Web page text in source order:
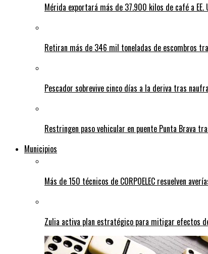
Mérida exportará más de 37.900 kilos de café a EE.
Retiran más de 346 mil toneladas de escombros
Pescador sobrevive cinco días a la deriva tras
Restringen paso vehicular en puente Punta Brava
Municipios
Más de 150 técnicos de CORPOELEC resuelven
Zulia activa plan estratégico para mitigar efectos